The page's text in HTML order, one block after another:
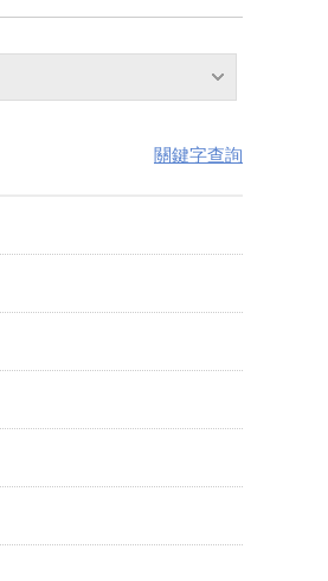
關鍵字查詢